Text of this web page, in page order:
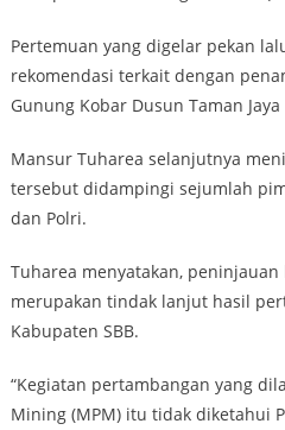
Pertemuan yang digelar pekan
rekomendasi terkait dengan
Gunung Kobar Dusun Taman Jaya
Mansur Tuharea selanjutnya
tersebut didampingi sejumlah
dan Polri.
Tuharea menyatakan,
merupakan tindak lanjut hasil
Kabupaten SBB.
“Kegiatan pertambangan yang
Mining (MPM) itu tidak diketahui